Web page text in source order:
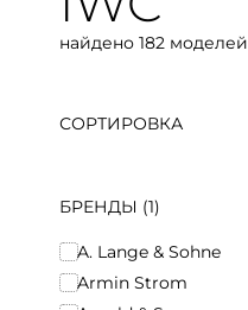
найдено 182 моделей
СОРТИРОВКА
БРЕНДЫ (1)
A. Lange & Sohne
Armin Strom